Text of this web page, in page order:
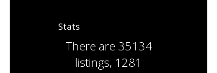
Stats
There are 35134
listings, 1281